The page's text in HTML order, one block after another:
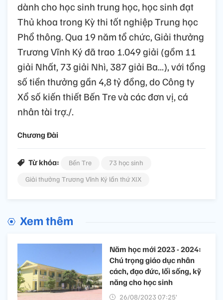
dành cho học sinh trung học, học sinh đạt
Thủ khoa trong Kỳ thi tốt nghiệp Trung học
Phổ thông. Qua 19 năm tổ chức, Giải thưởng
Trương Vĩnh Ký đã trao 1.049 giải (gồm 11
giải Nhất, 73 giải Nhì, 387 giải Ba...), với tổng
số tiền thưởng gần 4,8 tỷ đồng, do Công ty
Xổ số kiến thiết Bến Tre và các đơn vị, cá
nhân tài trợ./.
Chương Đài
Từ khóa: Bến Tre
73 học sinh
Giải thưởng Trương Vĩnh Ký lần thứ XIX
Xem thêm
Năm học mới 2023 - 2024:
Chú trọng giáo dục nhân
cách, đạo đức, lối sống, kỹ
năng cho học sinh
26/08/2023 07:25’